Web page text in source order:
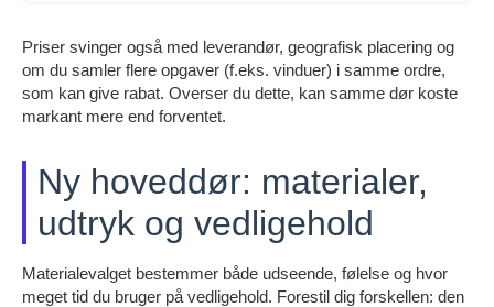
Priser svinger også med leverandør, geografisk placering og
om du samler flere opgaver (f.eks. vinduer) i samme ordre,
som kan give rabat. Overser du dette, kan samme dør koste
markant mere end forventet.
Ny hoveddør: materialer,
udtryk og vedligehold
Materialevalget bestemmer både udseende, følelse og hvor
meget tid du bruger på vedligehold. Forestil dig forskellen: den